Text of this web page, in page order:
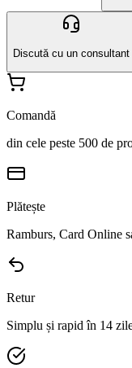
Discută cu un consultant
Comandă
din cele peste 500 de
Plătește
Ramburs, Card Online
Retur
Simplu și rapid în 14